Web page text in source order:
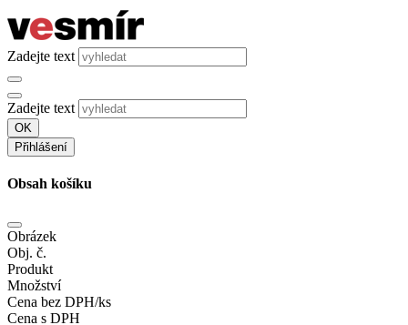
Zadejte text
Zadejte text
OK
Přihlášení
Obsah košíku
Obrázek
Obj. č.
Produkt
Množství
Cena bez DPH/ks
Cena s DPH